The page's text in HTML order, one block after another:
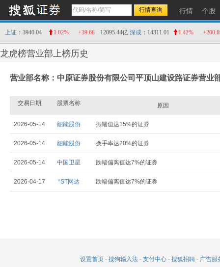
行情 个股
上证 ：3940.04 1.02% +39.68 12095.44亿 深成 ：14311.01 1.42%
龙虎榜营业部上榜历史
营业部名称：中原证券股份有限公司平顶山建设路证券营业
交易日期 股票名称 原因
2026-05-14 韶能股份 振幅值达15%的证券
2026-05-14 韶能股份 换手率达20%的证券
2026-05-14 中国卫星 跌幅偏离值达7%的证券
2026-04-17 *ST网达 跌幅偏离值达7%的证券
设置首页 - 搜狗输入法 - 支付中心 - 搜狐招聘 - 广告服